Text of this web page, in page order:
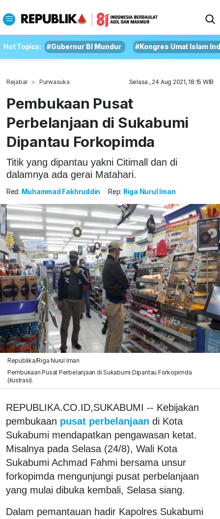
Hot Topics: #Gubernur BI Mundur #Kongres Umat Islam
Rejabar Purwasuka Selasa , 24 Aug 2021, 18:15 WIB
Pembukaan Pusat
Perbelanjaan di Sukabumi
Dipantau Forkopimda
Titik yang dipantau yakni Citimall dan di
dalamnya ada gerai Matahari.
Red: Muhammad Fakhruddin Rep: Riga Nurul Iman
Republika/Riga Nurul Iman
Pembukaan Pusat Perbelanjaan di Sukabumi Dipantau Forkopimda
(ilustrasi).
REPUBLIKA.CO.ID,SUKABUMI -- Kebijakan
pembukaan pusat perbelanjaan di Kota
Sukabumi mendapatkan pengawasan ketat.
Misalnya pada Selasa (24/8), Wali Kota
Sukabumi Achmad Fahmi bersama unsur
forkopimda mengunjungi pusat perbelanjaan
yang mulai dibuka kembali, Selasa siang.
Dalam pemantauan hadir Kapolres Sukabumi